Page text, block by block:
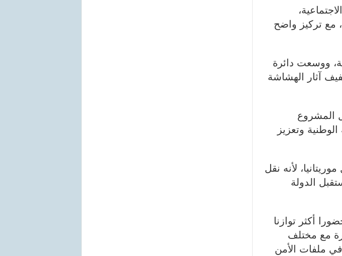
مع تركيز واضح
ووسعت دائرة
آثار الهشاشة
المشروع
وتعزيز
لأنه نقل
الدولة
أكثر توازنا
مع مختلف
في ملفات الأمن